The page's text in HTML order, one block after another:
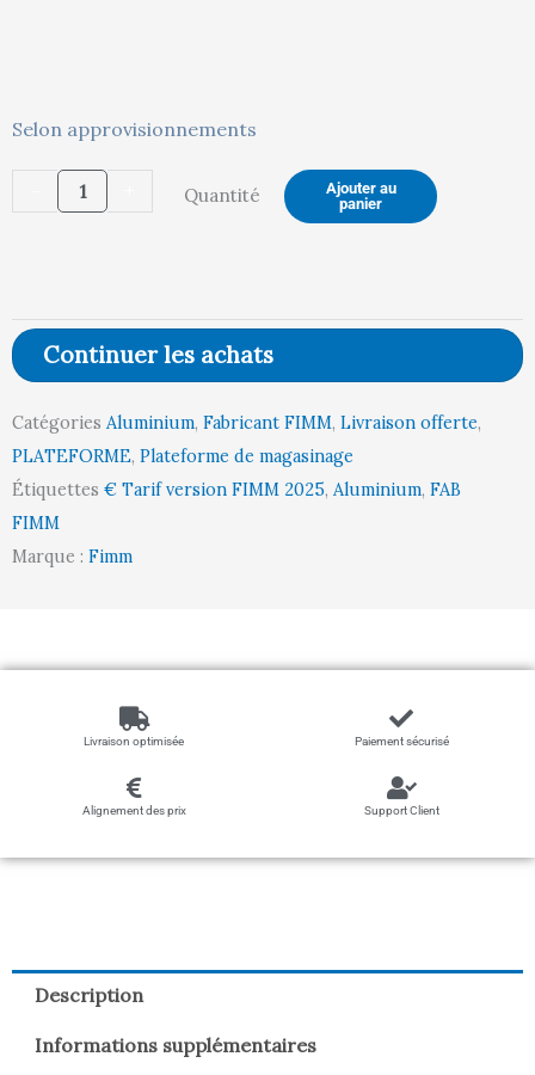
Selon approvisionnements
quantité
Plateforme
5
marches,
Quantité
Ajouter au
panier
Continuer les achats
Catégories Aluminium, Fabricant FIMM, Livraison offerte,
PLATEFORME, Plateforme de magasinage
Étiquettes € Tarif version FIMM 2025, Aluminium, FAB
FIMM
Marque : Fimm
Livraison optimisée Paiement sécurisé
Alignement des prix Support Client
Description
Informations supplémentaires